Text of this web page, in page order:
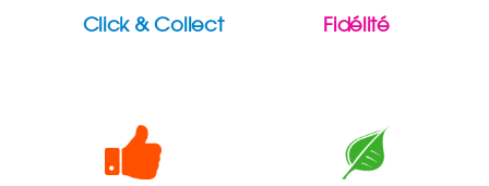
Click & Collect Fidélité